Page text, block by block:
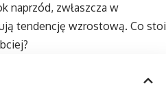
naprzód, zwłaszcza w
tendencję wzrostową. Co stoi